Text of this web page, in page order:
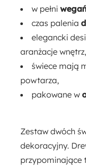
w pełni
czas palenia
elegancki
aranżacje wnętrz,
świece mają
powtarza,
pakowane w
Zestaw dwóch
dekoracyjny.
przypominające